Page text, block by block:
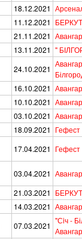
18.12.2021
11.12.2021
21.11.2021
13.11.2021 "
24.10.2021
16.10.2021
10.10.2021
03.10.2021
18.09.2021 Гефест
17.04.2021 Гефест
03.04.2021
21.03.2021
14.03.2021
07.03.2021
"Сiч -